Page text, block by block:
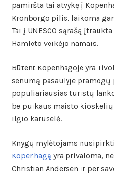
pamiršta tai atvykę į
Kronborgo pilis, laikoma
Tai į UNESCO sąrašą
Hamleto veikėjo namais.
Būtent Kopenhagoje yra
senumą pasaulyje pramogų
populiariausias turistų
be puikaus maisto
ilgio karuselė.
Knygų mylėtojams nusipirkti
Kopenhagą yra privaloma,
Christian Andersen ir per